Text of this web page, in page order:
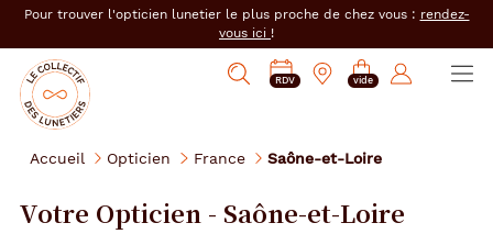
auPour trouver l'opticien lunetier le plus proche de chez vous : rendez-
vous ici !
Opticien
le
collectif
lunetiers
AfficherPRENDRE
RDV
Mon
magasin
Mes
vide
Mon
compte
Ouvrir
menu
Accueil Opticien France Saône-et-Loire
Votre Opticien - Saône-et-Loire